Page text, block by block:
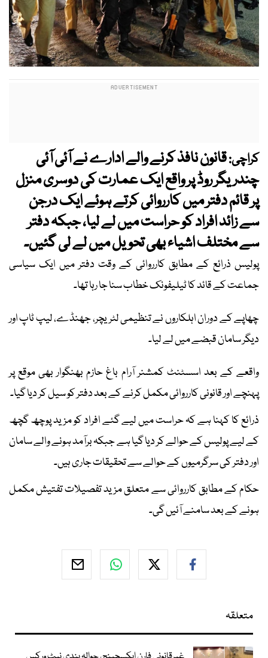
کراچی:قانون نافذ کرنے والے ادارے نے آئی آئی
چندریگر روڈ پر واقع ایک عمارت کی دوسری منزل
پر قائم دفتر میں کارروائی کرتے ہوئے ایک درجن
سے زائد افراد کو حراست میں لے لیا، جبکہ دفتر
سے مختلف اشیاء بھی تحویل میں لے لی گئیں۔
پولیس ذرائع کے مطابق کارروائی کے وقت دفتر میں ایک سیاسی
جماعت کے قائد کا ٹیلیفونک خطاب سنا جا رہا تھا۔
چھاپے کے دوران اہلکاروں نے تنظیمی لٹریچر، جھنڈے، لیپ ٹاپ اور
دیگر سامان قبضے میں لے لیا۔
واقعے کے بعد اسسٹنٹ کمشنر آرام باغ حازم بھنگوار بھی موقع پر
پہنچے اور قانونی کارروائی مکمل کرنے کے بعد دفتر کو سیل کر دیا گیا۔
ذرائع کا کہنا ہے کہ حراست میں لیے گئے افراد کو مزید پوچھ گچھ
کے لیے پولیس کے حوالے کر دیا گیا ہے جبکہ برآمد ہونے والے سامان
اور دفتر کی سرگرمیوں کے حوالے سے تحقیقات جاری ہیں۔
حکام کے مطابق کارروائی سے متعلق مزید تفصیلات تفتیش مکمل
ہونے کے بعد سامنے آئیں گی۔
متعلقہ